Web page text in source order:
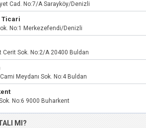
Cad. No:7/A Sarayköy/Denizli
Ticari
No:1 Merkezefendi/Denizli
Cerit Sok. No:2/A 20400 Buldan
Meydanı Sok. No:4 Buldan
No:6 9000 Buharkent
MI?